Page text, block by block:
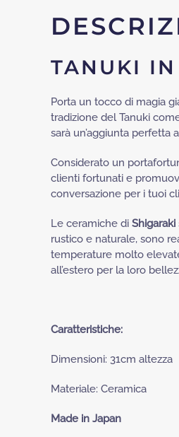
TANUKI
Porta un tocco di magia
tradizione del Tanuki
sarà un’aggiunta perfetta
Considerato un
clienti fortunati e
conversazione per i tuoi
Le ceramiche di Shigaraki
rustico e naturale, sono
temperature molto
all’estero per la loro
Caratteristiche:
Dimensioni: 31cm altezza
Materiale: Ceramica
Made in Japan